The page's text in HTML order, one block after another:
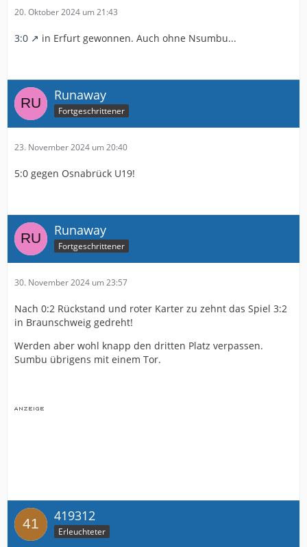
20. Oktober 2024 um 21:43
3:0 in Erfurt gewonnen. Auch ohne Nsumbu...
Runaway
Fortgeschrittener
23. November 2024 um 20:40
5:0 gegen Osnabrück U19!
Runaway
Fortgeschrittener
30. November 2024 um 23:57
Nach 0:2 Rückstand und roter Karter zu zehnt das Spiel 3:2
in Braunschweig gedreht!
Werden aber wohl knapp den dritten Platz verpassen.
Sumbu übrigens mit einem Tor.
419312
Erleuchteter